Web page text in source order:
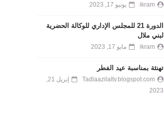
ikram يونيو 17, 2023
الدورة 21 للمجلس الإداري للوكالة الحضرية
لبني ملال
ikram مايو 17, 2023
تهنئة بمناسبة عيد الفطر
Tadlaazilaltv.blogspot.com
إبريل 21,
2023